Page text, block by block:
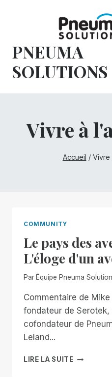
PNEUMA
SOLUTIONS
Vivre à
Accueil / Vivre
COMMUNITY
Le pays des
L'éloge d'un
Par Équipe Pneuma
Commentaire de
fondateur de Serotek,
cofondateur de
Leland...
LIRE LA SUITELE